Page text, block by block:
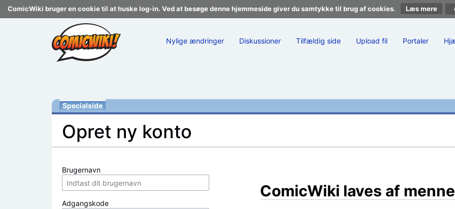
ComicWiki bruger en cookie til at huske log-in. Ved at besøge denne hjemmeside giver du samtykke til brug af cookies. Læs mere
Nylige ændringer Diskussioner Tilfældig side Upload fil Portaler
Specialside
Opret ny konto
Brugernavn
Adgangskode
ComicWiki laves af